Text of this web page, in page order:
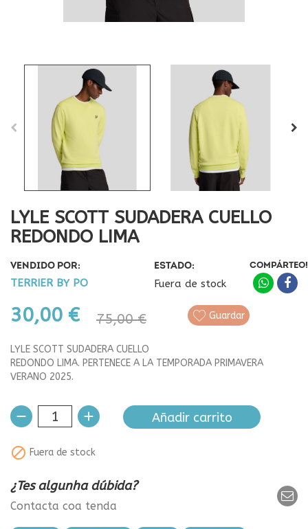
LYLE SCOTT SUDADERA CUELLO
REDONDO LIMA
VENDIDO POR:
TERRIER BY PO
ESTADO:
Fuera de stock
30,00 € 75,00 €
COMPÁRTEO!
Guardar
LYLE SCOTT SUDADERA CUELLO
REDONDO LIMA. PERTENECE A LA TEMPORADA PRIMAVERA
VERANO 2025.
Añadir carrito
 Fuera de stock
¿Tes algunha dúbida?
Contacta coa tenda